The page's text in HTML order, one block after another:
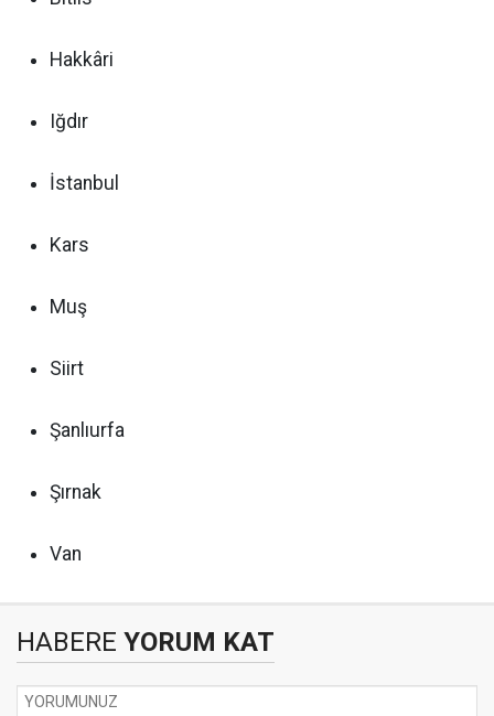
Hakkâri
Iğdır
İstanbul
Kars
Muş
Siirt
Şanlıurfa
Şırnak
Van
HABERE YORUM KAT